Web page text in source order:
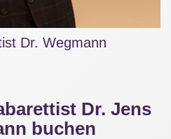
Dr. Wegmann
Dr. Jens
buchen